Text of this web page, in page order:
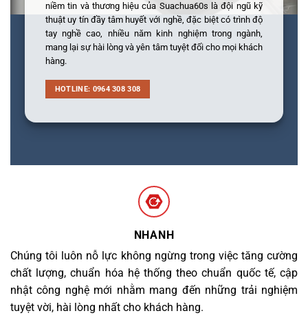
niềm tin và thương hiệu của Suachua60s là đội ngũ kỹ
thuật uy tín đầy tâm huyết với nghề, đặc biệt có trình độ
tay nghề cao, nhiều năm kinh nghiệm trong ngành,
mang lại sự hài lòng và yên tâm tuyệt đối cho mọi khách
hàng.
HOTLINE: 0964 308 308
NHANH
Chúng tôi luôn nỗ lực không ngừng trong việc tăng cường
chất lượng, chuẩn hóa hệ thống theo chuẩn quốc tế, cập
nhật công nghệ mới nhằm mang đến những trải nghiệm
tuyệt vời, hài lòng nhất cho khách hàng.